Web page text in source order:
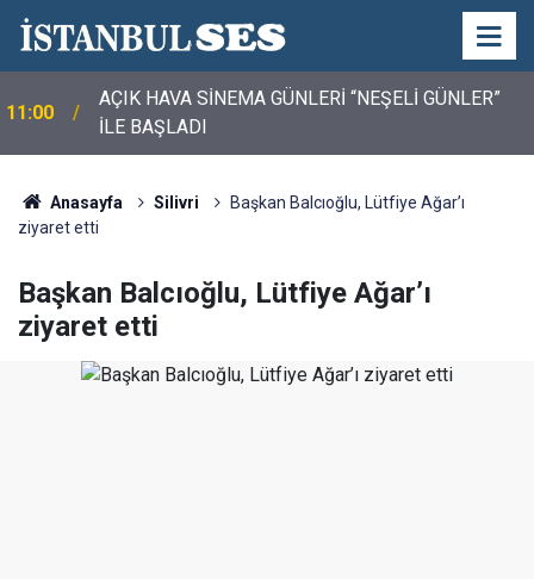
11:00
AÇIK HAVA SİNEMA GÜNLERİ “NEŞELİ GÜNLER”
İLE BAŞLADI
Anasayfa Silivri
Başkan Balcıoğlu, Lütfiye Ağar’ı
ziyaret etti
Başkan Balcıoğlu, Lütfiye Ağar’ı
ziyaret etti